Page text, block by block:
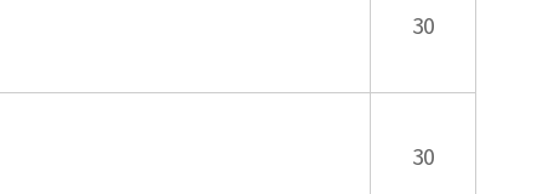
30
30